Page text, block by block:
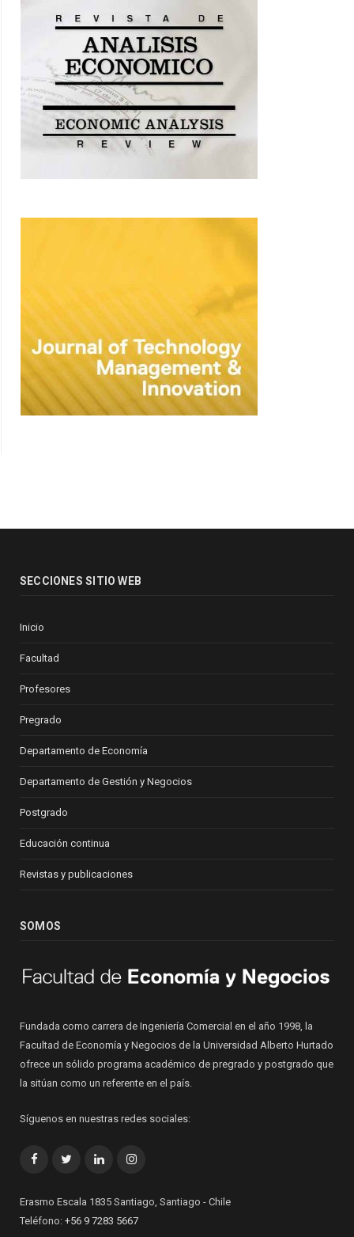
SECCIONES SITIO WEB
Inicio
Facultad
Profesores
Pregrado
Departamento de Economía
Departamento de Gestión y Negocios
Postgrado
Educación continua
Revistas y publicaciones
SOMOS
Fundada como carrera de Ingeniería Comercial en el año 1998, la
Facultad de Economía y Negocios de la Universidad Alberto Hurtado
ofrece un sólido programa académico de pregrado y postgrado que
la sitúan como un referente en el país.
Síguenos en nuestras redes sociales:
FacebookTwitterLinkedInInstagram
Erasmo Escala 1835 Santiago, Santiago - Chile
Teléfono: +56 9 7283 5667